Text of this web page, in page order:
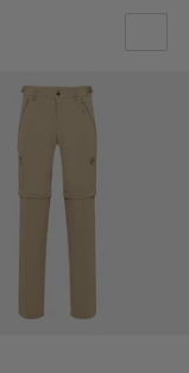
PRIX CROISSANT
PRIX DÉCROISSANT
NOUVEAUTÉS